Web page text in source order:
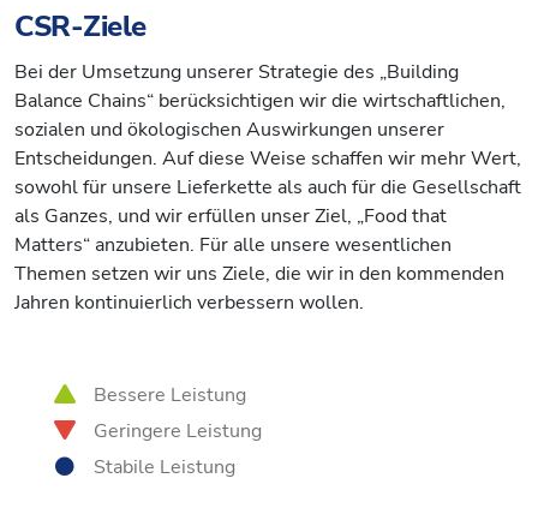
CSR-Ziele
Bei der Umsetzung unserer Strategie des „Building
Balance Chains“ berücksichtigen wir die wirtschaftlichen,
sozialen und ökologischen Auswirkungen unserer
Entscheidungen. Auf diese Weise schaffen wir mehr Wert,
sowohl für unsere Lieferkette als auch für die Gesellschaft
als Ganzes, und wir erfüllen unser Ziel, „Food that
Matters“ anzubieten. Für alle unsere wesentlichen
Themen setzen wir uns Ziele, die wir in den kommenden
Jahren kontinuierlich verbessern wollen.
Bessere Leistung
Geringere Leistung
Stabile Leistung